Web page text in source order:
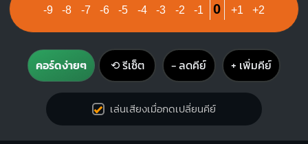
-9 -8 -7 -6 -5 -4 -3 -2 -1 0 +1 +2
คอร์ดง่ายๆ ⟲ รีเซ็ต − ลดคีย์ + เพิ่มคีย์
เล่นเสียงเมื่อกดเปลี่ยนคีย์